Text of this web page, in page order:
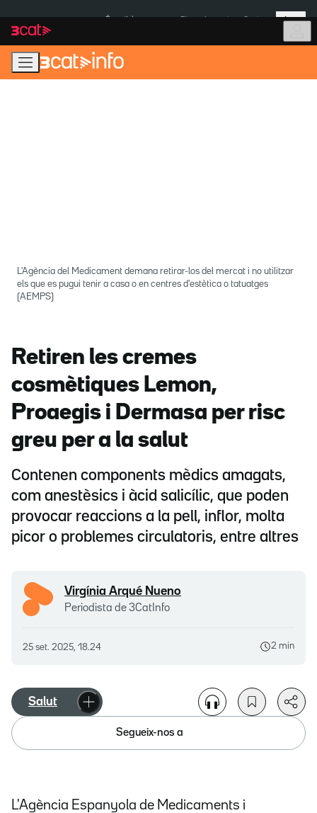
navegació
principal
contingut
Més
L'Agència del Medicament demana retirar-los del mercat i no utilitzar
els que es pugui tenir a casa o en centres d'estètica o tatuatges
(AEMPS)
Retiren les cremes
cosmètiques Lemon,
Proaegis i Dermasa per risc
greu per a la salut
Contenen components mèdics amagats,
com anestèsics i àcid salicílic, que poden
provocar reaccions a la pell, inflor, molta
picor o problemes circulatoris, entre altres
Virgínia Arqué Nueno
Periodista de 3CatInfo
25 set. 2025, 18.24 2 min
Salut
Segueix-nos a
L'Agència Espanyola de Medicaments i